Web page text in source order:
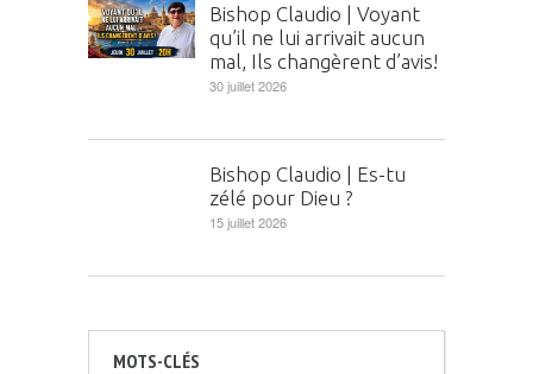
Bishop Claudio | Voyant
qu’il ne lui arrivait aucun
mal, Ils changèrent d’avis!
30 juillet 2026
Bishop Claudio | Es-tu
zélé pour Dieu ?
15 juillet 2026
MOTS-CLÉS